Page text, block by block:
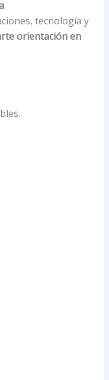
tecnología y
orientación en